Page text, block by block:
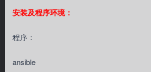
安装及程序环境：
程序：
ansible